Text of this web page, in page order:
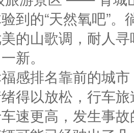
到的“天然氧吧”
的山歌调，耐人
新。
感排名靠前的城
得以放松，行车
速更高，发生事